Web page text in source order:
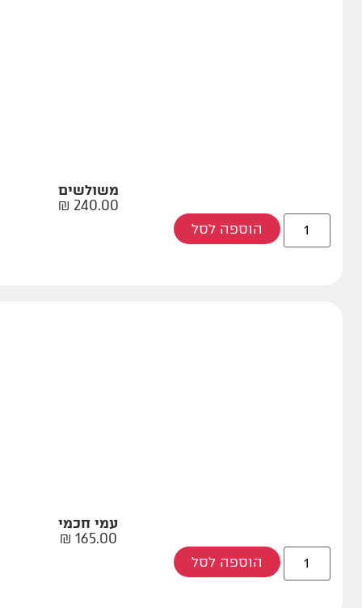
משולשים
240.00
₪
הוספה לסל
עמי חכמי
165.00
₪
הוספה לסל